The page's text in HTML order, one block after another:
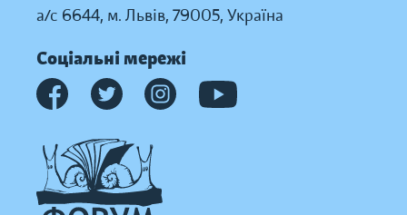
а/с 6644, м. Львів, 79005, Україна
Соціальні мережі